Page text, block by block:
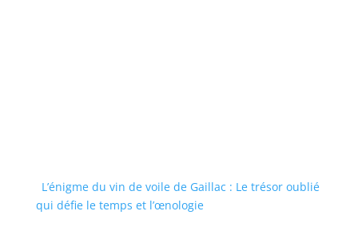
L’énigme du vin de voile de Gaillac : Le trésor oublié
qui défie le temps et l’œnologie